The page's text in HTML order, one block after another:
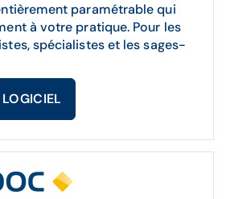
paramétrable qui
à votre pratique. Pour les
spécialistes et les sages-